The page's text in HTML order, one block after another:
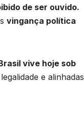
de ser ouvido.
vingança política
vive hoje sob
e alinhadas